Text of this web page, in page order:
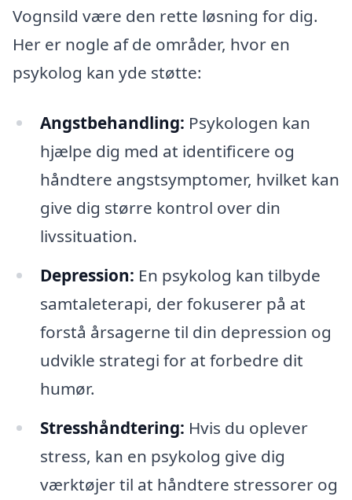
Vognsild være den rette løsning for dig.
Her er nogle af de områder, hvor en
psykolog kan yde støtte:
Angstbehandling: Psykologen kan
hjælpe dig med at identificere og
håndtere angstsymptomer, hvilket kan
give dig større kontrol over din
livssituation.
Depression: En psykolog kan tilbyde
samtaleterapi, der fokuserer på at
forstå årsagerne til din depression og
udvikle strategi for at forbedre dit
humør.
Stresshåndtering: Hvis du oplever
stress, kan en psykolog give dig
værktøjer til at håndtere stressorer og